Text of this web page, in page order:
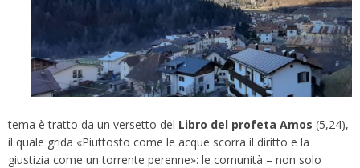
tema è tratto da un versetto del Libro del profeta Amos (5,24),
il quale grida «Piuttosto come le acque scorra il diritto e la
giustizia come un torrente perenne»: le comunità – non solo